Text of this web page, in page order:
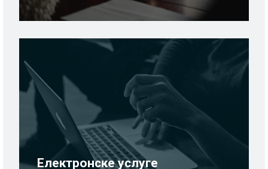
Електронске услуге